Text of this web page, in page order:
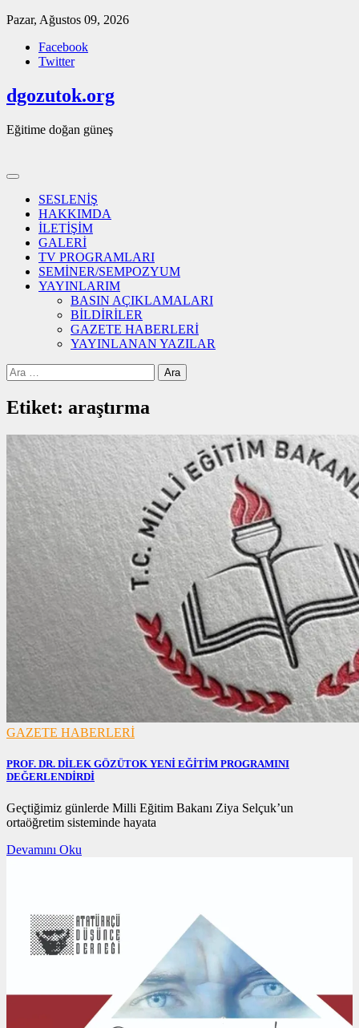
Skip
content
Pazar, Ağustos 09, 2026
Facebook
Twitter
dgozutok.org
Eğitime doğan güneş
SESLENİŞ
HAKKIMDA
İLETİŞİM
GALERİ
TV PROGRAMLARI
SEMİNER/SEMPOZYUM
YAYINLARIM
BASIN AÇIKLAMALARI
BİLDİRİLER
GAZETE HABERLERİ
YAYINLANAN YAZILAR
Arama:
Etiket: araştırma
GAZETE HABERLERİ
PROF. DR. DİLEK GÖZÜTOK YENİ EĞİTİM PROGRAMINI
DEĞERLENDİRDİ
17/12/2020 17/12/2020
Geçtiğimiz günlerde Milli Eğitim Bakanı Ziya Selçuk’un
ortaöğretim sisteminde hayata
Devamını Oku